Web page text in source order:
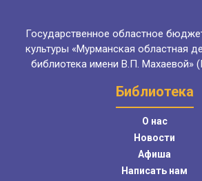
Государственное областное
культуры «Мурманская областная
библиотека имени В.П.
Библиотека
О нас
Новости
Афиша
Написать нам